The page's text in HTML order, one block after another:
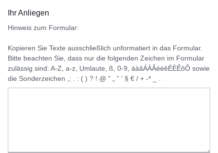
Ihr Anliegen
Hinweis zum Formular:
Kopieren Sie Texte ausschließlich unformatiert in das Formular.
Bitte beachten Sie, dass nur die folgenden Zeichen im Formular
zulässig sind: A-Z, a-z, Umlaute, ß, 0-9, áàâÁÀÂéèêÉÈÊôÔ sowie
die Sonderzeichen ,; . : ( ) ? ! @ " „ ‟ ' § € / + -* _ .